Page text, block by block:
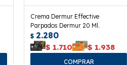
Crema Dermur Effective
Parpados Dermur 20 Ml.
$ 2.280
$ 1.710 $ 1.938